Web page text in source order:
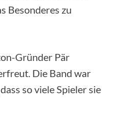
Besonderes zu
Gründer Pär
Die Band war
so viele Spieler sie